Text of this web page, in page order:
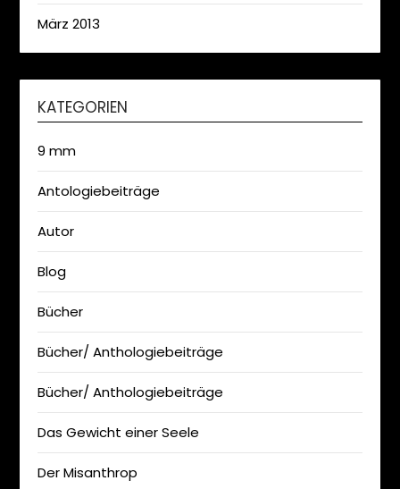
März 2013
KATEGORIEN
9 mm
Antologiebeiträge
Autor
Blog
Bücher
Bücher/ Anthologiebeiträge
Bücher/ Anthologiebeiträge
Das Gewicht einer Seele
Der Misanthrop